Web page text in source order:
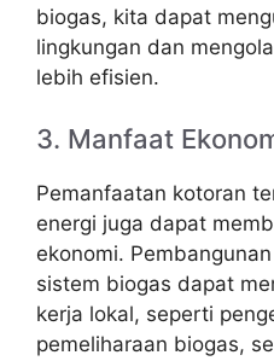
biogas, kita dapat
lingkungan dan
lebih efisien.
3. Manfaat
Pemanfaatan kotoran
energi juga dapat
ekonomi.
sistem biogas dapat
kerja lokal, seperti
pemeliharaan biogas,